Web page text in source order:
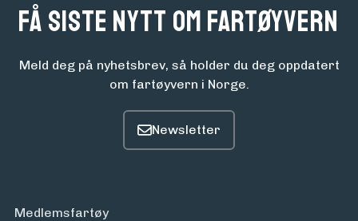
Få siste nytt om fartøyvern
Meld deg på nyhetsbrev, så holder du deg oppdatert
om fartøyvern i Norge.
Medlemsfartøy